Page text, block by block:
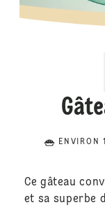
ENVIRON
Ce gâteau
et sa superbe